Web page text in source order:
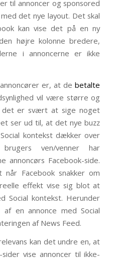
til annoncer og sponsored
det nye layout. Det skal
kan vise det på en ny
højre kolonne bredere,
i annoncerne er ikke
er, at debetalte
vil være større og
det er svært at sige noget
ser ud til, at det nye buzz
kontekst dækker over
ven/venner har
annoncørs Facebook-side.
Facebook snakker om
effekt vise sig blot at
Social kontekst. Herunder
en annonce med Social
af News Feed.
kan det undre en, at
sider vise annoncer til ikke-